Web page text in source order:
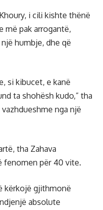
i cili kishte thënë
më pak arrogantë,
humbje, dhe që
si kibucet, e kanë
ta shohësh kudo,” tha
nga një
tha Zahava
fenomen për 40 vite.
kërkojë gjithmonë
absolute